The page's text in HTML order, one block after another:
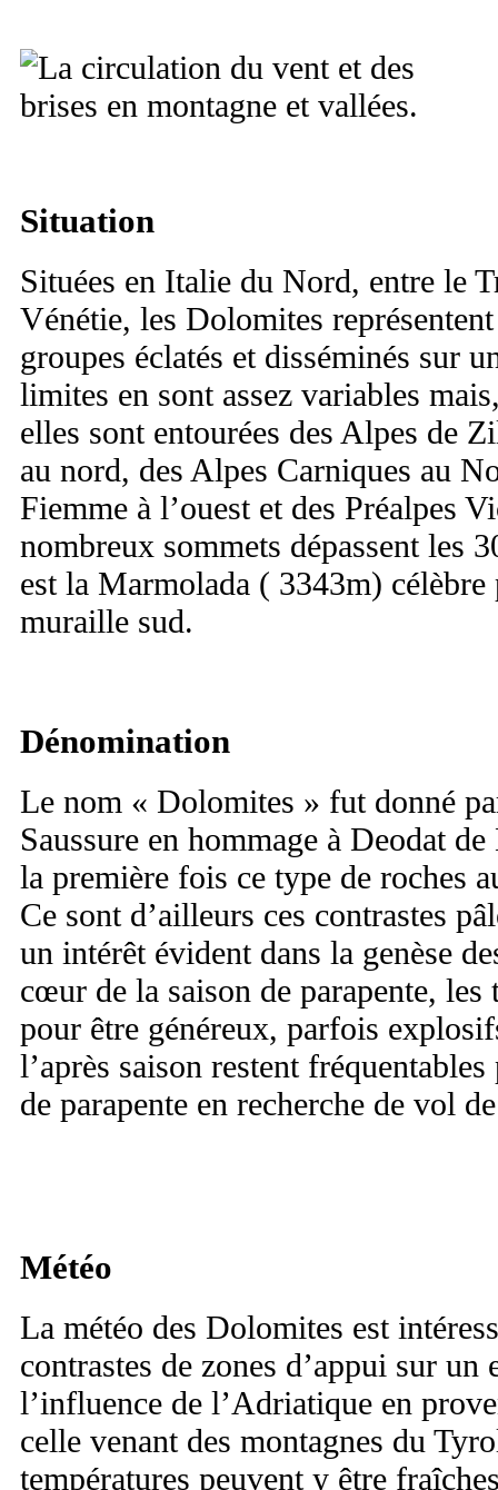
Situation
Situées en Italie du Nord, entre le
Vénétie, les Dolomites
groupes éclatés et disséminés sur
limites en sont assez variables
elles sont entourées des Alpes de
au nord, des Alpes Carniques au
Fiemme à l’ouest et des Préalpes
nombreux sommets dépassent les
est la Marmolada ( 3343m)
muraille sud.
Dénomination
Le nom « Dolomites » fut donné
Saussure en hommage à Deodat
la première fois ce type de roches
Ce sont d’ailleurs ces contrastes
un intérêt évident dans la genèse
cœur de la saison de parapente, les
pour être généreux, parfois
l’après saison restent
de parapente en recherche de vol
Météo
La météo des Dolomites est
contrastes de zones d’appui sur un
l’influence de l’Adriatique en
celle venant des montagnes du
températures peuvent y être